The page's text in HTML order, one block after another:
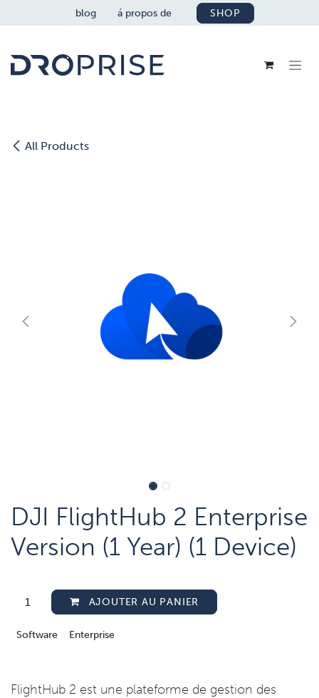
SE RENDRE AU CONTENU
blog á propos de SHOP
All Products
DJI FlightHub 2 Enterprise
Version (1 Year) (1 Device)
AJOUTER AU PANIER
Software Enterprise
FlightHub 2 est une plateforme de gestion des